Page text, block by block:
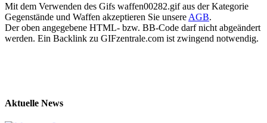
Mit dem Verwenden des Gifs waffen00282.gif aus der Kategorie
Gegenstände und Waffen akzeptieren Sie unsere AGB.
Der oben angegebene HTML- bzw. BB-Code darf nicht abgeändert
werden. Ein Backlink zu GIFzentrale.com ist zwingend notwendig.
Aktuelle News